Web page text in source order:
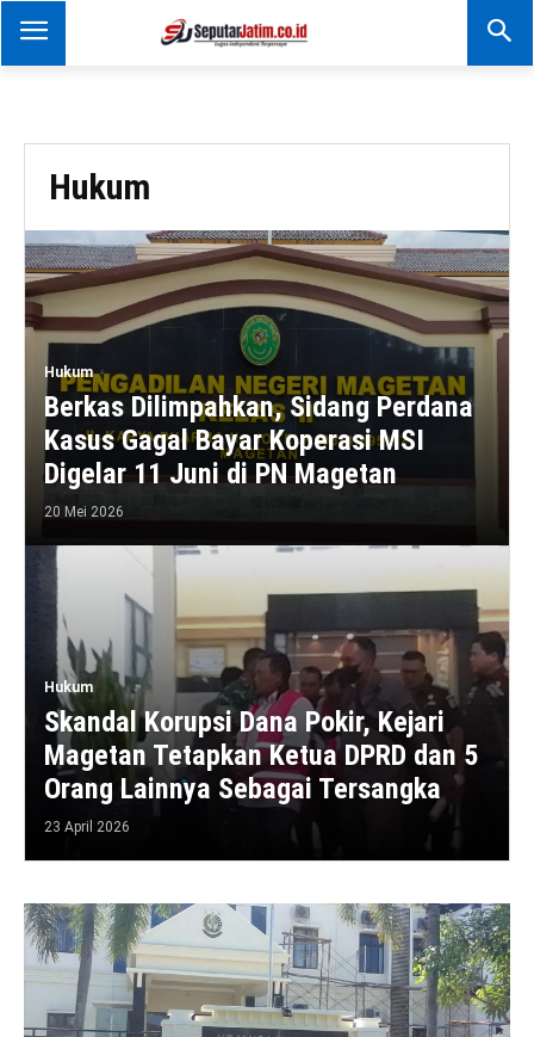
SEPUTAR JATIM
Portal Informasi Dan
Hukum
Hukum
Berkas Dilimpahkan, Sidang Perdana
Kasus Gagal Bayar Koperasi MSI
Digelar 11 Juni di PN Magetan
20 Mei 2026
Hukum
Skandal Korupsi Dana Pokir, Kejari
Magetan Tetapkan Ketua DPRD dan 5
Orang Lainnya Sebagai Tersangka
23 April 2026